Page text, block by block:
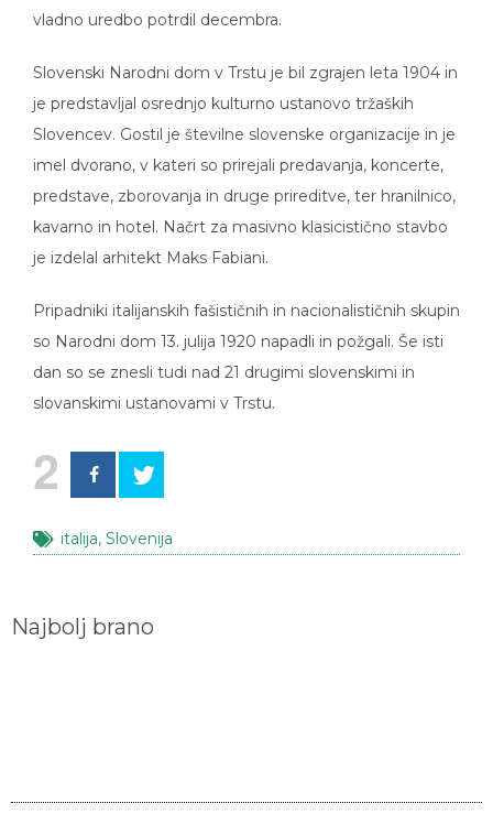
vladno uredbo potrdil decembra.
Slovenski Narodni dom v Trstu je bil zgrajen leta 1904 in
je predstavljal osrednjo kulturno ustanovo tržaških
Slovencev. Gostil je številne slovenske organizacije in je
imel dvorano, v kateri so prirejali predavanja, koncerte,
predstave, zborovanja in druge prireditve, ter hranilnico,
kavarno in hotel. Načrt za masivno klasicistično stavbo
je izdelal arhitekt Maks Fabiani.
Pripadniki italijanskih fašističnih in nacionalističnih skupin
so Narodni dom 13. julija 1920 napadli in požgali. Še isti
dan so se znesli tudi nad 21 drugimi slovenskimi in
slovanskimi ustanovami v Trstu.
2
italija, Slovenija
Najbolj brano